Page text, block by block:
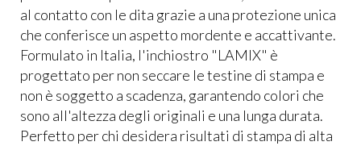
al contatto con le dita grazie a una protezione unica
che conferisce un aspetto mordente e accattivante.
Formulato in Italia, l'inchiostro "LAMIX" è
progettato per non seccare le testine di stampa e
non è soggetto a scadenza, garantendo colori che
sono all'altezza degli originali e una lunga durata.
Perfetto per chi desidera risultati di stampa di alta